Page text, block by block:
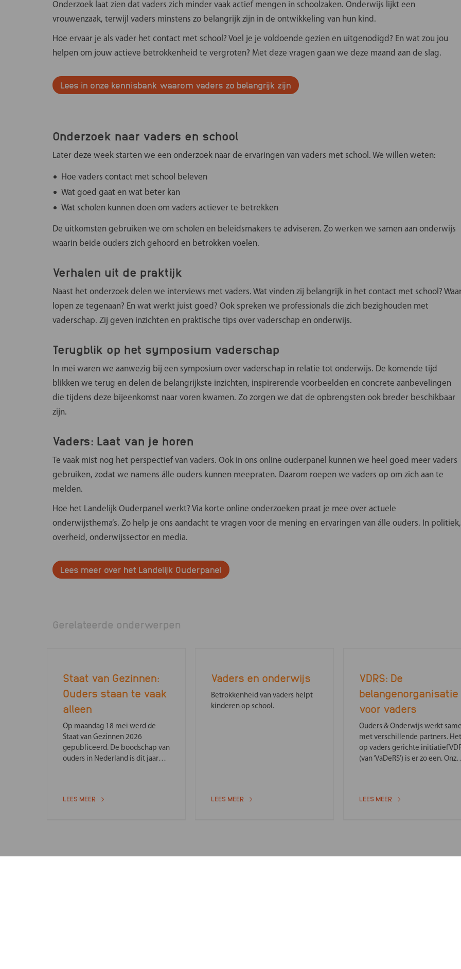
Onderzoek laat zien dat vaders zich minder vaak actief mengen in schoolzaken. Onderwijs lijkt een
vrouwenzaak, terwijl vaders minstens zo belangrijk zijn in de ontwikkeling van hun kind.
Hoe ervaar je als vader het contact met school? Voel je je voldoende gezien en uitgenodigd? En wat zou jou
helpen om jouw actieve betrokkenheid te vergroten? Met deze vragen gaan we deze maand aan de slag.
Lees in onze kennisbank waarom vaders zo belangrijk zijn
Onderzoek naar vaders en school
Later deze week starten we een onderzoek naar de ervaringen van vaders met school. We willen weten:
Hoe vaders contact met school beleven
Wat goed gaat en wat beter kan
Wat scholen kunnen doen om vaders actiever te betrekken
De uitkomsten gebruiken we om scholen en beleidsmakers te adviseren. Zo werken we samen aan onderwijs
waarin beide ouders zich gehoord en betrokken voelen.
Verhalen uit de praktijk
Naast het onderzoek delen we interviews met vaders. Wat vinden zij belangrijk in het contact met school?
lopen ze tegenaan? En wat werkt juist goed? Ook spreken we professionals die zich bezighouden met
vaderschap. Zij geven inzichten en praktische tips over vaderschap en onderwijs.
Terugblik op het symposium vaderschap
In mei waren we aanwezig bij een symposium over vaderschap in relatie tot onderwijs. De komende tijd
blikken we terug en delen de belangrijkste inzichten, inspirerende voorbeelden en concrete aanbevelingen
die tijdens deze bijeenkomst naar voren kwamen. Zo zorgen we dat de opbrengsten ook breder beschikbaar
zijn.
Vaders: Laat van je horen
Te vaak mist nog het perspectief van vaders. Ook in ons online ouderpanel kunnen we heel goed meer vaders
gebruiken, zodat we namens álle ouders kunnen meepraten. Daarom roepen we vaders op om zich aan te
melden.
Hoe het Landelijk Ouderpanel werkt? Via korte online onderzoeken praat je mee over actuele
onderwijsthema’s. Zo help je ons aandacht te vragen voor de mening en ervaringen van álle ouders. In politiek,
overheid, onderwijssector en media.
Lees meer over het Landelijk Ouderpanel
Gerelateerde onderwerpen
Staat van Gezinnen:
Ouders staan te vaak
alleen
Op maandag 18 mei werd de
Staat van Gezinnen 2026
gepubliceerd. De boodschap van
ouders in Nederland is dit jaar
LEES MEER
Vaders en onderwijs
Betrokkenheid van vaders helpt
kinderen op school.
LEES MEER
VDRS: De
belangenorganisatie
voor vaders
Ouders & Onderwijs werkt
met verschillende partners. Het
op vaders gerichte initiatief
(van ‘VaDeRS’) is er zo een. Onze
beter aansluiting vinden bij
Ouderpanel ook altijd de stem
LEES MEER
verbeteren de beschikbare informatie over
opvoeden en onderwijs.
Meld je aan!